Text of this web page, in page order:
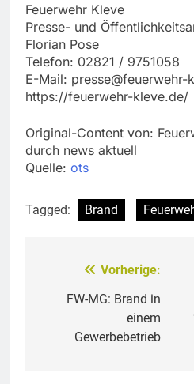
Feuerwehr Kleve
Presse- und
Florian Pose
Telefon: 02821 / 9751058
E-Mail: presse@feuerwehr-
https://feuerwehr-kleve.de/
Original-Content von:
durch news aktuell
Quelle: ots
Tagged: Brand
Vorherige:
FW-MG: Brand in
einem
Gewerbebetrieb